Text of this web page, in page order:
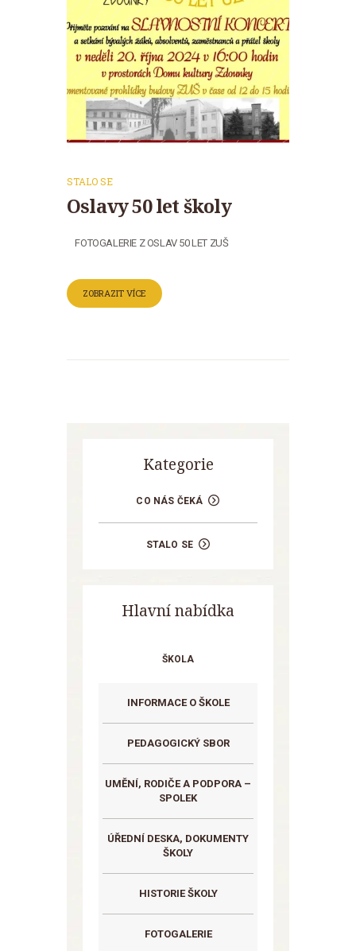
STALO SE
Oslavy 50 let školy
FOTOGALERIE Z OSLAV 50 LET ZUŠ
ZOBRAZIT VÍCE
Kategorie
CO NÁS ČEKÁ
STALO SE
Hlavní nabídka
ŠKOLA
INFORMACE O ŠKOLE
PEDAGOGICKÝ SBOR
UMĚNÍ, RODIČE A PODPORA –
SPOLEK
ÚŘEDNÍ DESKA, DOKUMENTY
ŠKOLY
HISTORIE ŠKOLY
FOTOGALERIE